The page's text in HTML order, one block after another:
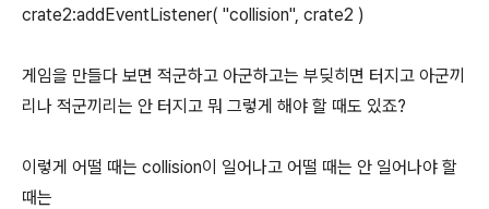
crate2:addEventListener( "collision", crate2 )
게임을 만들다 보면 적군하고 아군하고는 부딪히면 터지고 아군끼
리나 적군끼리는 안 터지고 뭐 그렇게 해야 할 때도 있죠?
이렇게 어떨 때는 collision이 일어나고 어떨 때는 안 일어나야 할
때는